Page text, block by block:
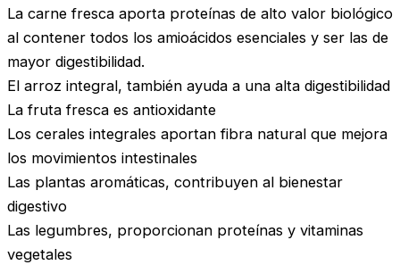
La carne fresca aporta proteínas de alto valor biológico
al contener todos los amioácidos esenciales y ser las de
mayor digestibilidad.
El arroz integral, también ayuda a una alta digestibilidad
La fruta fresca es antioxidante
Los cerales integrales aportan fibra natural que mejora
los movimientos intestinales
Las plantas aromáticas, contribuyen al bienestar
digestivo
Las legumbres, proporcionan proteínas y vitaminas
vegetales